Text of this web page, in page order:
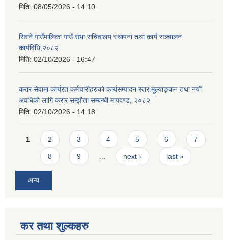
मिति: 08/05/2026 - 14:10
सिस्ने गाउँपालिका गाउँ सभा सचिवालय स्थापना तथा कार्य सञ्चालन
कार्यविधि,२०८२
मिति: 02/10/2026 - 16:47
करार सेवामा कार्यरत कर्मचारीहरुको कार्यसम्पादन स्तर मूल्याङ्कन तथा नयाँ
अवधिको लागि करार सम्झौता सम्बन्धी मापदण्ड, २०८२
मिति: 02/10/2026 - 14:18
Pages
1 2 3 4 5 6 7
8 9 … next › last »
अन्य
कर तथा शुल्कहरु